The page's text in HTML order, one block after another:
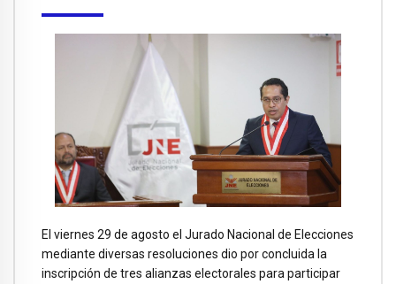
El viernes 29 de agosto el Jurado Nacional de Elecciones
mediante diversas resoluciones dio por concluida la
inscripción de tres alianzas electorales para participar